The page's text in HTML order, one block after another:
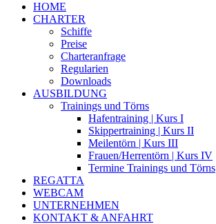
HOME
CHARTER
Schiffe
Preise
Charteranfrage
Regularien
Downloads
AUSBILDUNG
Trainings und Törns
Hafentraining | Kurs I
Skippertraining | Kurs II
Meilentörn | Kurs III
Frauen/Herrentörn | Kurs IV
Termine Trainings und Törns
REGATTA
WEBCAM
UNTERNEHMEN
KONTAKT & ANFAHRT